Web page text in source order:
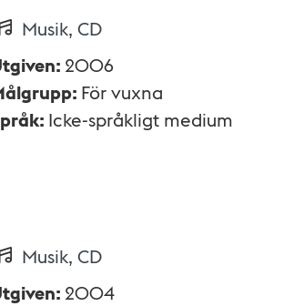
Musik, CD
: 2006
: För vuxna
: Icke-språkligt medium
Musik, CD
: 2004